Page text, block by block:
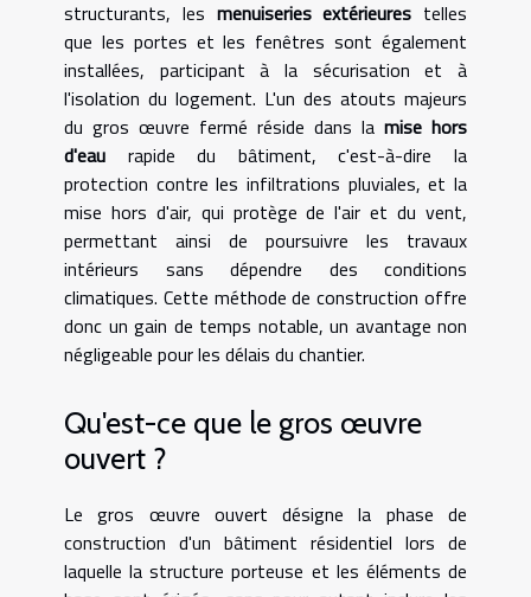
structurants, les menuiseries extérieures telles
que les portes et les fenêtres sont également
installées, participant à la sécurisation et à
l'isolation du logement. L'un des atouts majeurs
du gros œuvre fermé réside dans la mise hors
d'eau rapide du bâtiment, c'est-à-dire la
protection contre les infiltrations pluviales, et la
mise hors d'air, qui protège de l'air et du vent,
permettant ainsi de poursuivre les travaux
intérieurs sans dépendre des conditions
climatiques. Cette méthode de construction offre
donc un gain de temps notable, un avantage non
négligeable pour les délais du chantier.
Qu'est-ce que le gros œuvre
ouvert ?
Le gros œuvre ouvert désigne la phase de
construction d'un bâtiment résidentiel lors de
laquelle la structure porteuse et les éléments de